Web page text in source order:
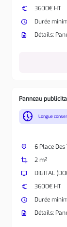
euro
3600€ HT
watch_later
Durée
description
Détails:
Panneau
nest_clock_farsight_analog Longue
place
6 Place Des
crop
2 m²
tv
DIGITAL
euro
3600€ HT
watch_later
Durée
description
Détails: